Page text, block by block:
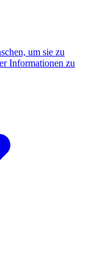
um sie zu
Informationen zu